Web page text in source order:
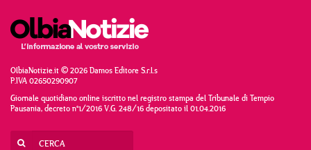
OlbiaNotizie.it © 2026 Damos Editore S.r.l.s
P.IVA 02650290907
Giornale quotidiano online iscritto nel registro stampa del Tribunale di Tempio
Pausania, decreto n°1/2016 V.G. 248/16 depositato il 01.04.2016